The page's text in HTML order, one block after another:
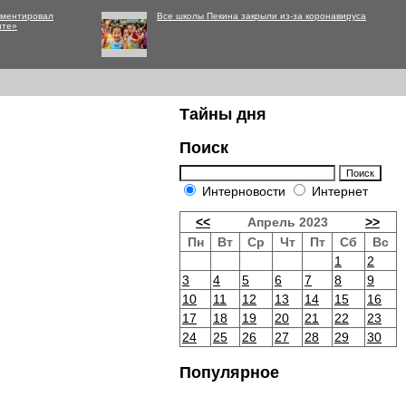
Все школы Пекина закрыли из-за коронавируса
Тайны дня
Поиск
Интерновости Интернет
<< Апрель 2023
>>
Пн
Вт Ср Чт Пт Сб
Вс
1
2
3
4 5 6 7 8
9
10
11 12 13 14 15
16
17
18 19 20 21 22
23
24
25 26 27 28 29 30
Популярное